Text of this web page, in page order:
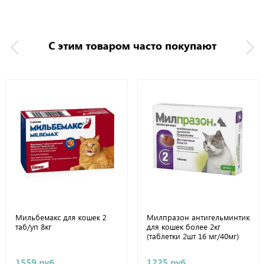
С этим товаром часто покупают
Мильбемакс для кошек 2
таб/уп 8кг
Милпразон антигельминтик
для кошек более 2кг
(таблетки 2шт 16 мг/40мг)